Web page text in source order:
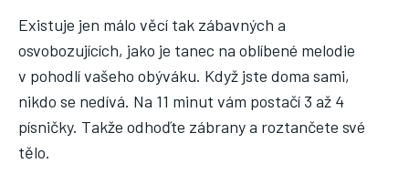
Existuje jen málo věcí tak zábavných a
osvobozujících, jako je tanec na oblíbené melodie
v pohodlí vašeho obýváku. Když jste doma sami,
nikdo se nedívá. Na 11 minut vám postačí 3 až 4
písničky. Takže odhoďte zábrany a roztančete své
tělo.